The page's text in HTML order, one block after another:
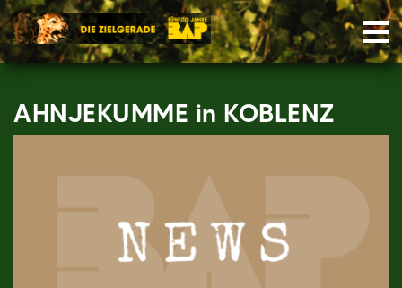
Skip
to
content
AHNJEKUMME in KOBLENZ